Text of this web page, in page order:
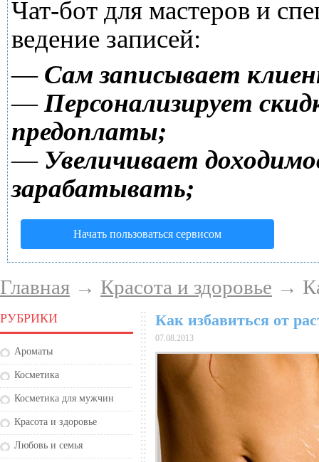
Чат-бот для мастеров и
ведение записей:
— Сам записывает
—Персонализирует
предоплаты;
— Увеличивает
зарабатывать;
Начать пользоваться сервисом
Главная → Красота и здоровье →
РУБРИКИ
Ароматы
Косметика
Косметика для мужчин
Красота и здоровье
Любовь и семья
Как избавиться от
07.08.2013